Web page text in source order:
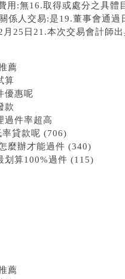
:無16.取得或處分之具體
係人交易:是19.董事會通過
25日21.本次交易會計師
薦
算
優惠呢
款
過件率超高
貸款呢 (706)
麼辦才能過件 (340)
划算100%過件 (115)
薦